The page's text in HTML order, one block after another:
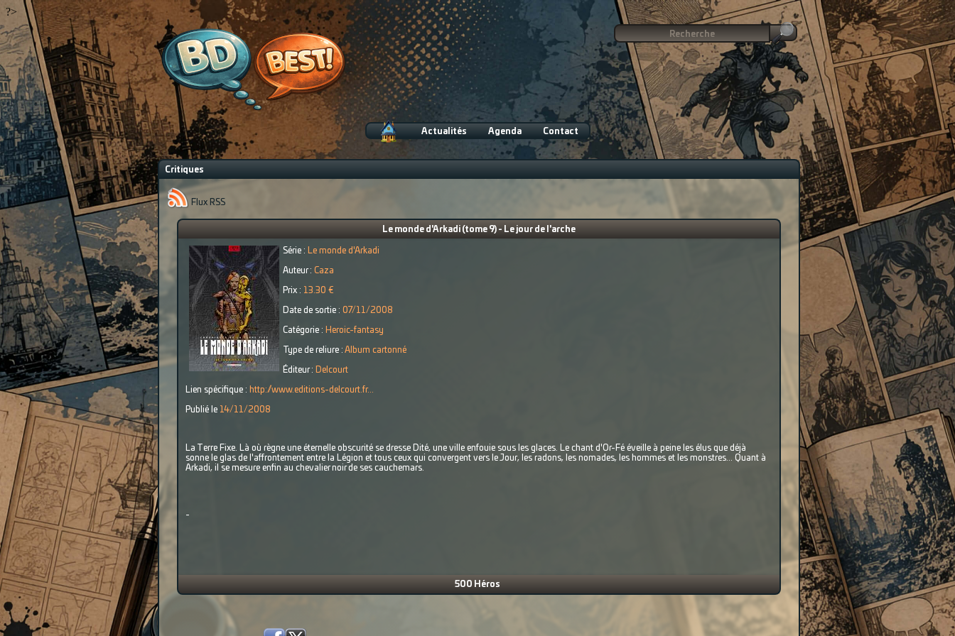
?>
Actualités Agenda Contact
Critiques
Flux RSS
Le monde d'Arkadi (tome 9) - Le jour de l'arche
Série : Le monde d'Arkadi
Auteur : Caza
Prix : 13.30 €
Date de sortie : 07/11/2008
Catégorie : Heroic-fantasy
Type de reliure : Album cartonné
Éditeur : Delcourt
Lien spécifique : http://www.editions-delcourt.fr...
Publié le 14/11/2008
La Terre Fixe. Là où règne une éternelle obscurité se dresse Dité, une ville enfouie sous les glaces. Le chant d'Or-Fé éveille à peine les élus que déjà
sonne le glas de l'affrontement entre la Légion et tous ceux qui convergent vers le Jour, les radons, les nomades, les hommes et les monstres... Quant à
Arkadi, il se mesure enfin au chevalier noir de ses cauchemars.
-
500 Héros